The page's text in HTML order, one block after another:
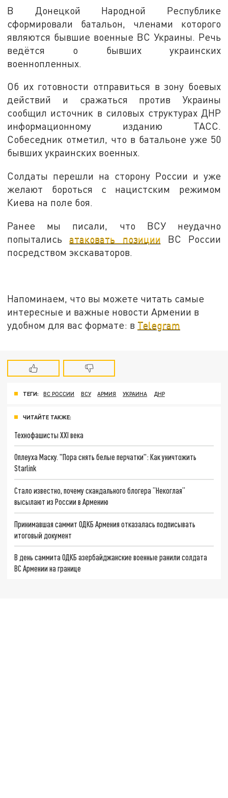
В Донецкой Народной Республике
сформировали батальон, членами которого
являются бывшие военные ВС Украины. Речь
ведётся о бывших украинских
военнопленных.
Об их готовности отправиться в зону боевых
действий и сражаться против Украины
сообщил источник в силовых структурах ДНР
информационному изданию ТАСС.
Собеседник отметил, что в батальоне уже 50
бывших украинских военных.
Солдаты перешли на сторону России и уже
желают бороться с нацистским режимом
Киева на поле боя.
Ранее мы писали, что ВСУ неудачно
попыталисьатаковать позиции ВС России
посредством экскаваторов.
Напоминаем, что вы можете читать самые
интересные и важные новости Армении в
удобном для вас формате: в Telegram
ТЕГИ: ВС РОССИИ ВСУ АРМИЯ УКРАИНА ДНР
ЧИТАЙТЕ ТАКЖЕ:
Технофашисты XXI века
Оплеуха Маску. "Пора снять белые перчатки": Как уничтожить
Starlink
Стало известно, почему скандального блогера “Некоглая“
высылают из России в Армению
Принимавшая саммит ОДКБ Армения отказалась подписывать
итоговый документ
В день саммита ОДКБ азербайджанские военные ранили солдата
ВС Армении на границе